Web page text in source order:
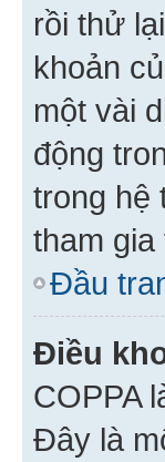
rồi thử
khoản
một vài
động
trong hệ
tham
Đầu
Điều
COPPA
Đây là